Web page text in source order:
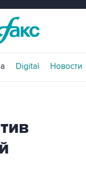
Digital Новости